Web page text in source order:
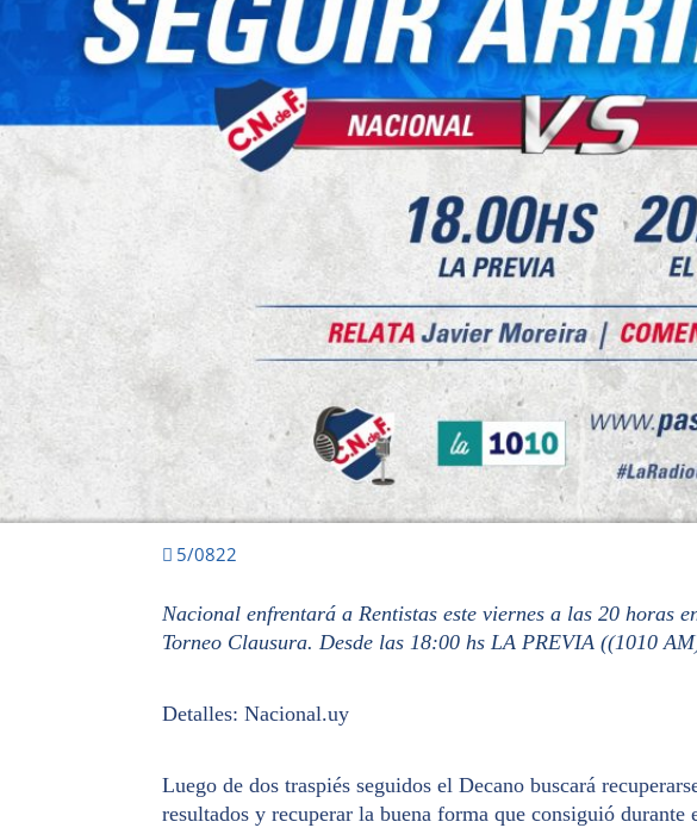
5/0822
Nacional enfrentará a Rentistas este viernes a las 20 horas
Torneo Clausura. Desde las 18:00 hs LA PREVIA ((1010
Detalles: Nacional.uy
Luego de dos traspiés seguidos el Decano buscará
resultados y recuperar la buena forma que consiguió